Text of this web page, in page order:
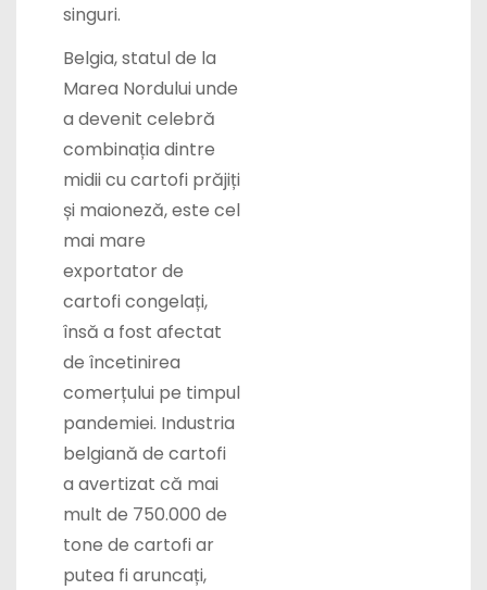
singuri.
Belgia, statul de la
Marea Nordului unde
a devenit celebră
combinația dintre
midii cu cartofi prăjiți
și maioneză, este cel
mai mare
exportator de
cartofi congelați,
însă a fost afectat
de încetinirea
comerțului pe timpul
pandemiei. Industria
belgiană de cartofi
a avertizat că mai
mult de 750.000 de
tone de cartofi ar
putea fi aruncați,